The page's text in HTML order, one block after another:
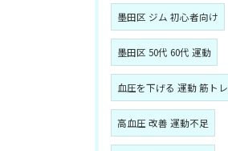
墨田区 ジム 初心者向け
墨田区 50代 60代 運動
血圧を下げる 運動 筋トレ
高血圧 改善 運動不足